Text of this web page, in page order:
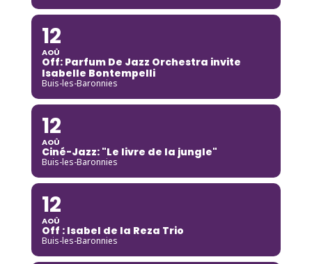
12
AOÛ
Off: Parfum De Jazz Orchestra invite
Isabelle Bontempelli
Buis-les-Baronnies
12
AOÛ
Ciné-Jazz: "Le livre de la jungle"
Buis-les-Baronnies
12
AOÛ
Off : Isabel de la Reza Trio
Buis-les-Baronnies